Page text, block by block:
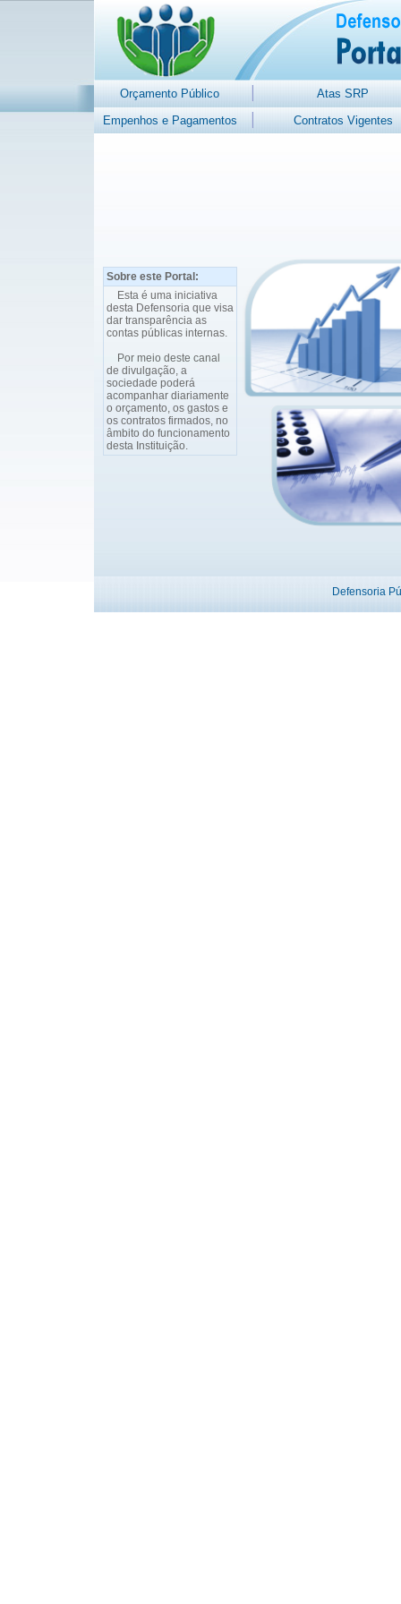
Orçamento Público
Atas SRP
Empenhos e Pagamentos
Contratos Vigentes
Sobre este Portal:
Esta é uma iniciativa
desta Defensoria que visa
dar transparência as
contas públicas internas.
Por meio deste canal
de divulgação, a
sociedade poderá
acompanhar diariamente
o orçamento, os gastos e
os contratos firmados, no
âmbito do funcionamento
desta Instituição.
Defensoria